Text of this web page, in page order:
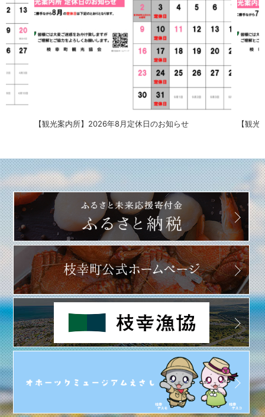
【観光案内所】2026年8月定休日のお知らせ 【観